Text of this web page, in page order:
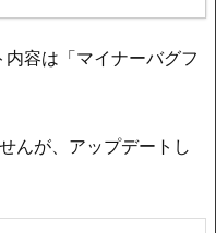
容は「マイナーバグフ
んが、アップデートし